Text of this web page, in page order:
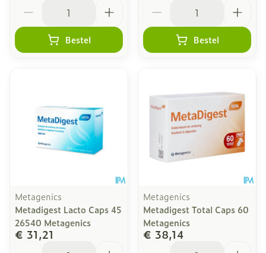
Bestel Bestel
Metagenics
Metadigest Lacto Caps 45
26540 Metagenics
€ 31,21
Metagenics
Metadigest Total Caps 60
Metagenics
€ 38,14